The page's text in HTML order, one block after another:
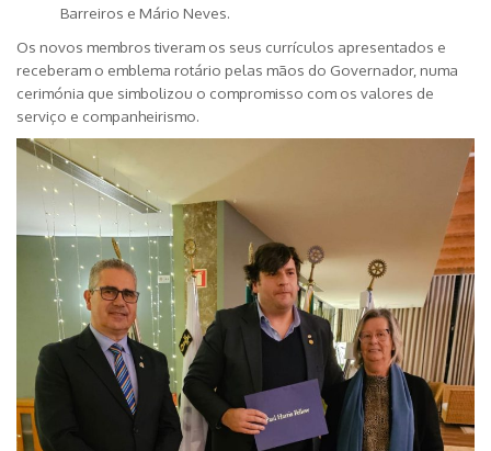
Barreiros e Mário Neves.
Os novos membros tiveram os seus currículos apresentados e
receberam o emblema rotário pelas mãos do Governador, numa
cerimónia que simbolizou o compromisso com os valores de
serviço e companheirismo.